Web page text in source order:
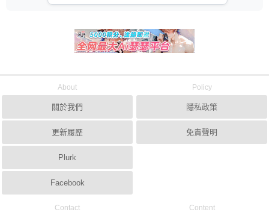
About
關於我們
更新履歷
Plurk
Facebook
Policy
隱私政策
免責聲明
Contact Content